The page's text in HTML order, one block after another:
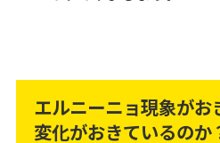
エルニーニョ現象がお
変化がおきているのか